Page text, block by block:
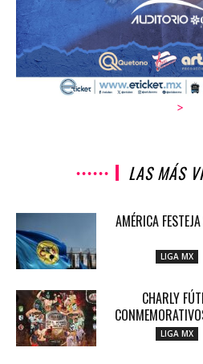
>
LAS MÁS
AMÉRICA
LIGA MX
CHARLY
LIGA MX